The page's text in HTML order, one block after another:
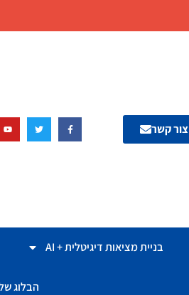
צור קשר
בניית מציאות דיגיטלית + AI
הבלוג